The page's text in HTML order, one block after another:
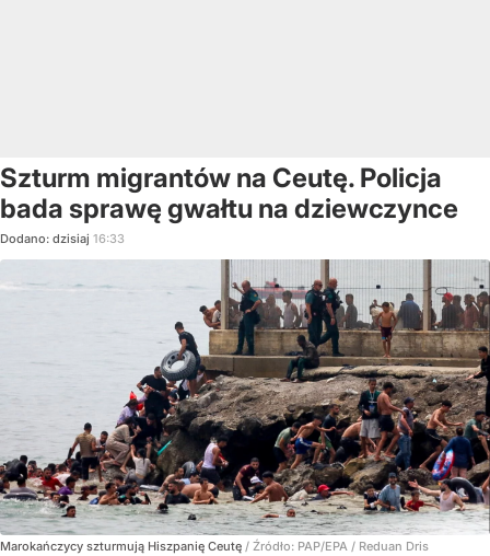
Szturm migrantów na Ceutę. Policja
bada sprawę gwałtu na dziewczynce
Dodano: dzisiaj 16:33
Marokańczycy szturmują Hiszpanię Ceutę / Źródło: PAP/EPA / Reduan Dris